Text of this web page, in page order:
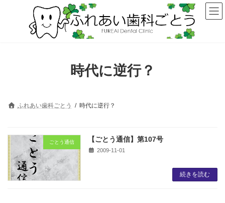
時代に逆行？
ふれあい歯科ごとう 時代に逆行？
ごとう通信 【ごとう通信】第107号
2009-11-01
続きを読む